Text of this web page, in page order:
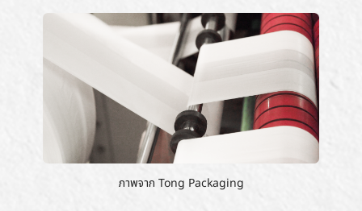
ภาพจาก Tong Packaging